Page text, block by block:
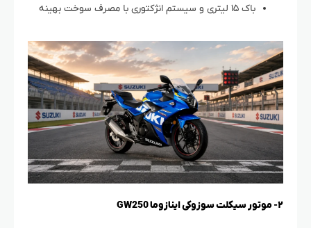
باک ۱۵ لیتری و سیستم انژکتوری با مصرف سوخت بهینه
۲- موتور سیکلت سوزوکی اینازوما GW250